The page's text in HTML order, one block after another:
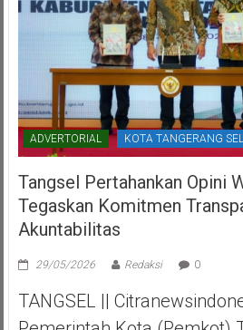
ADVERTORIAL KOTA TANGERANG
Tangsel Pertahankan Opini
Tegaskan Komitmen
Akuntabilitas
29/05/2026 Redaksi 0
TANGSEL ||